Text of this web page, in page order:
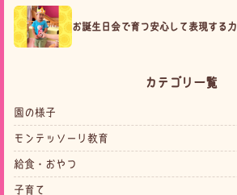
お誕生日会で育つ安心して表現する力
カテゴリ一覧
園の様子
モンテッソーリ教育
給食・おやつ
子育て